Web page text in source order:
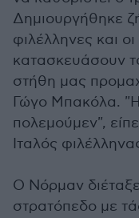
Δημιουργήθηκε
φιλέλληνες και
κατασκευάσουν
στήθη μας
Γώγο Μπακόλα.
πολεμούμεν",
Ιταλός
Ο Νόρμαν
στρατόπεδο με